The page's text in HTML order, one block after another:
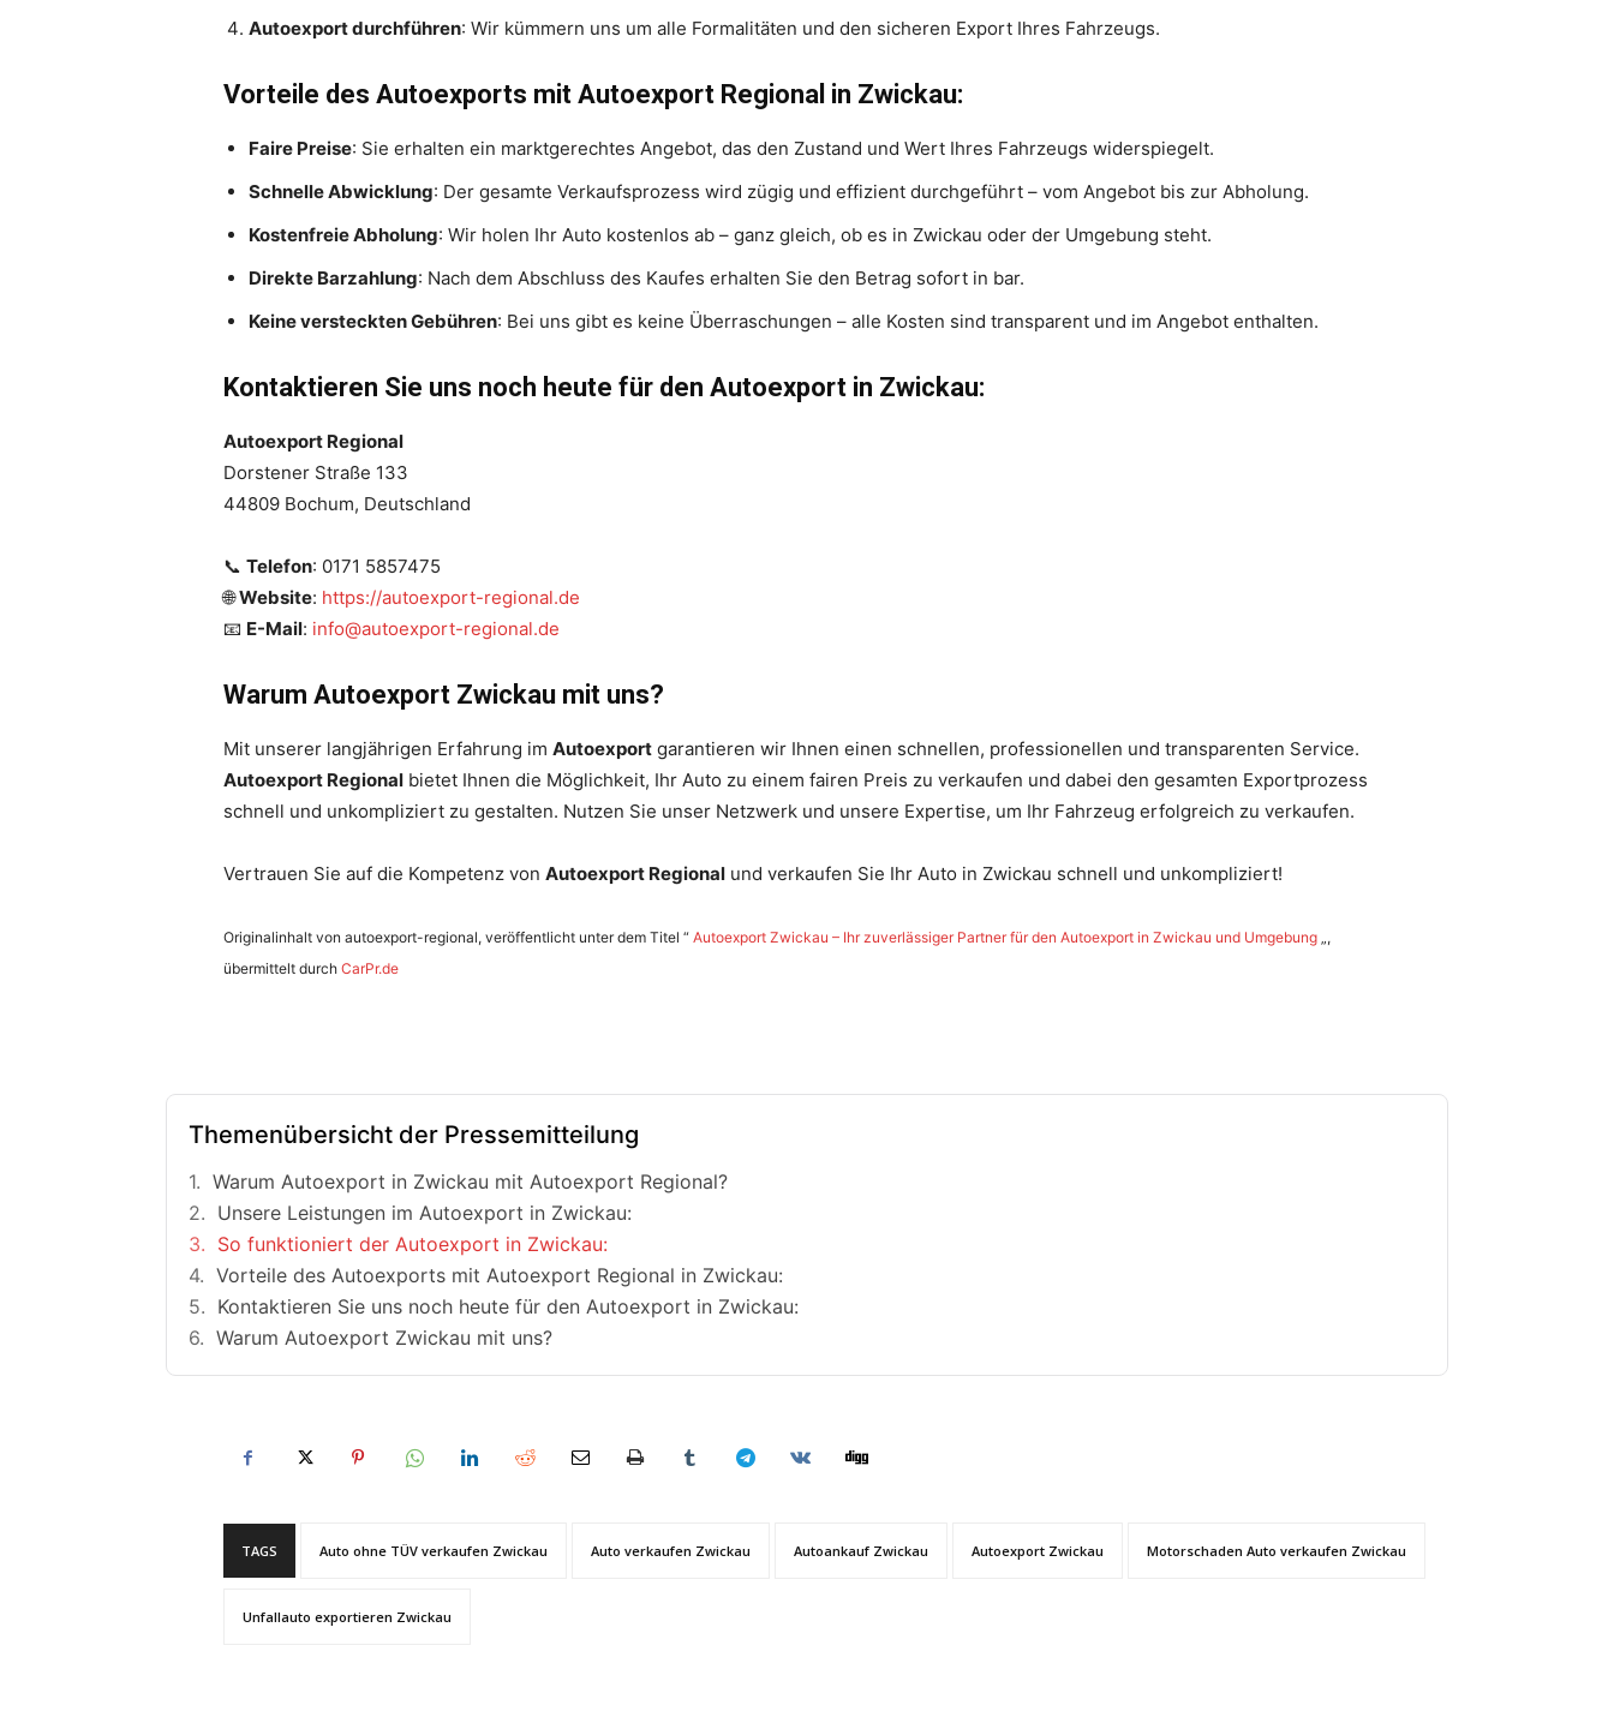
Autoexport durchführen: Wir kümmern uns um alle Formalitäten und den sicheren Export Ihres Fahrzeugs.
Vorteile des Autoexports mit Autoexport Regional in Zwickau:
Faire Preise: Sie erhalten ein marktgerechtes Angebot, das den Zustand und Wert Ihres Fahrzeugs widerspiegelt.
Schnelle Abwicklung: Der gesamte Verkaufsprozess wird zügig und effizient durchgeführt – vom Angebot bis zur Abholung.
Kostenfreie Abholung: Wir holen Ihr Auto kostenlos ab – ganz gleich, ob es in Zwickau oder der Umgebung steht.
Direkte Barzahlung: Nach dem Abschluss des Kaufes erhalten Sie den Betrag sofort in bar.
Keine versteckten Gebühren: Bei uns gibt es keine Überraschungen – alle Kosten sind transparent und im Angebot enthalten.
Kontaktieren Sie uns noch heute für den Autoexport in Zwickau:
Autoexport Regional
Dorstener Straße 133
44809 Bochum, Deutschland
📞 Telefon: 0171 5857475
🌐Website: https://autoexport-regional.de
📧 E-Mail: info@autoexport-regional.de
Warum Autoexport Zwickau mit uns?
Mit unserer langjährigen Erfahrung im Autoexport garantieren wir Ihnen einen schnellen, professionellen und transparenten Service.
Autoexport Regional bietet Ihnen die Möglichkeit, Ihr Auto zu einem fairen Preis zu verkaufen und dabei den gesamten Exportprozess
schnell und unkompliziert zu gestalten. Nutzen Sie unser Netzwerk und unsere Expertise, um Ihr Fahrzeug erfolgreich zu verkaufen.
Vertrauen Sie auf die Kompetenz von Autoexport Regional und verkaufen Sie Ihr Auto in Zwickau schnell und unkompliziert!
Originalinhalt von autoexport-regional, veröffentlicht unter dem Titel “ Autoexport Zwickau – Ihr zuverlässiger Partner für den Autoexport in Zwickau und Umgebung „,
übermittelt durch CarPr.de
Themenübersicht der Pressemitteilung
Warum Autoexport in Zwickau mit Autoexport Regional?
Unsere Leistungen im Autoexport in Zwickau:
So funktioniert der Autoexport in Zwickau:
Vorteile des Autoexports mit Autoexport Regional in Zwickau:
Kontaktieren Sie uns noch heute für den Autoexport in Zwickau:
Warum Autoexport Zwickau mit uns?
TAGS Auto ohne TÜV verkaufen Zwickau Auto verkaufen Zwickau Autoankauf Zwickau Autoexport Zwickau Motorschaden Auto verkaufen Zwickau
Unfallauto exportieren Zwickau